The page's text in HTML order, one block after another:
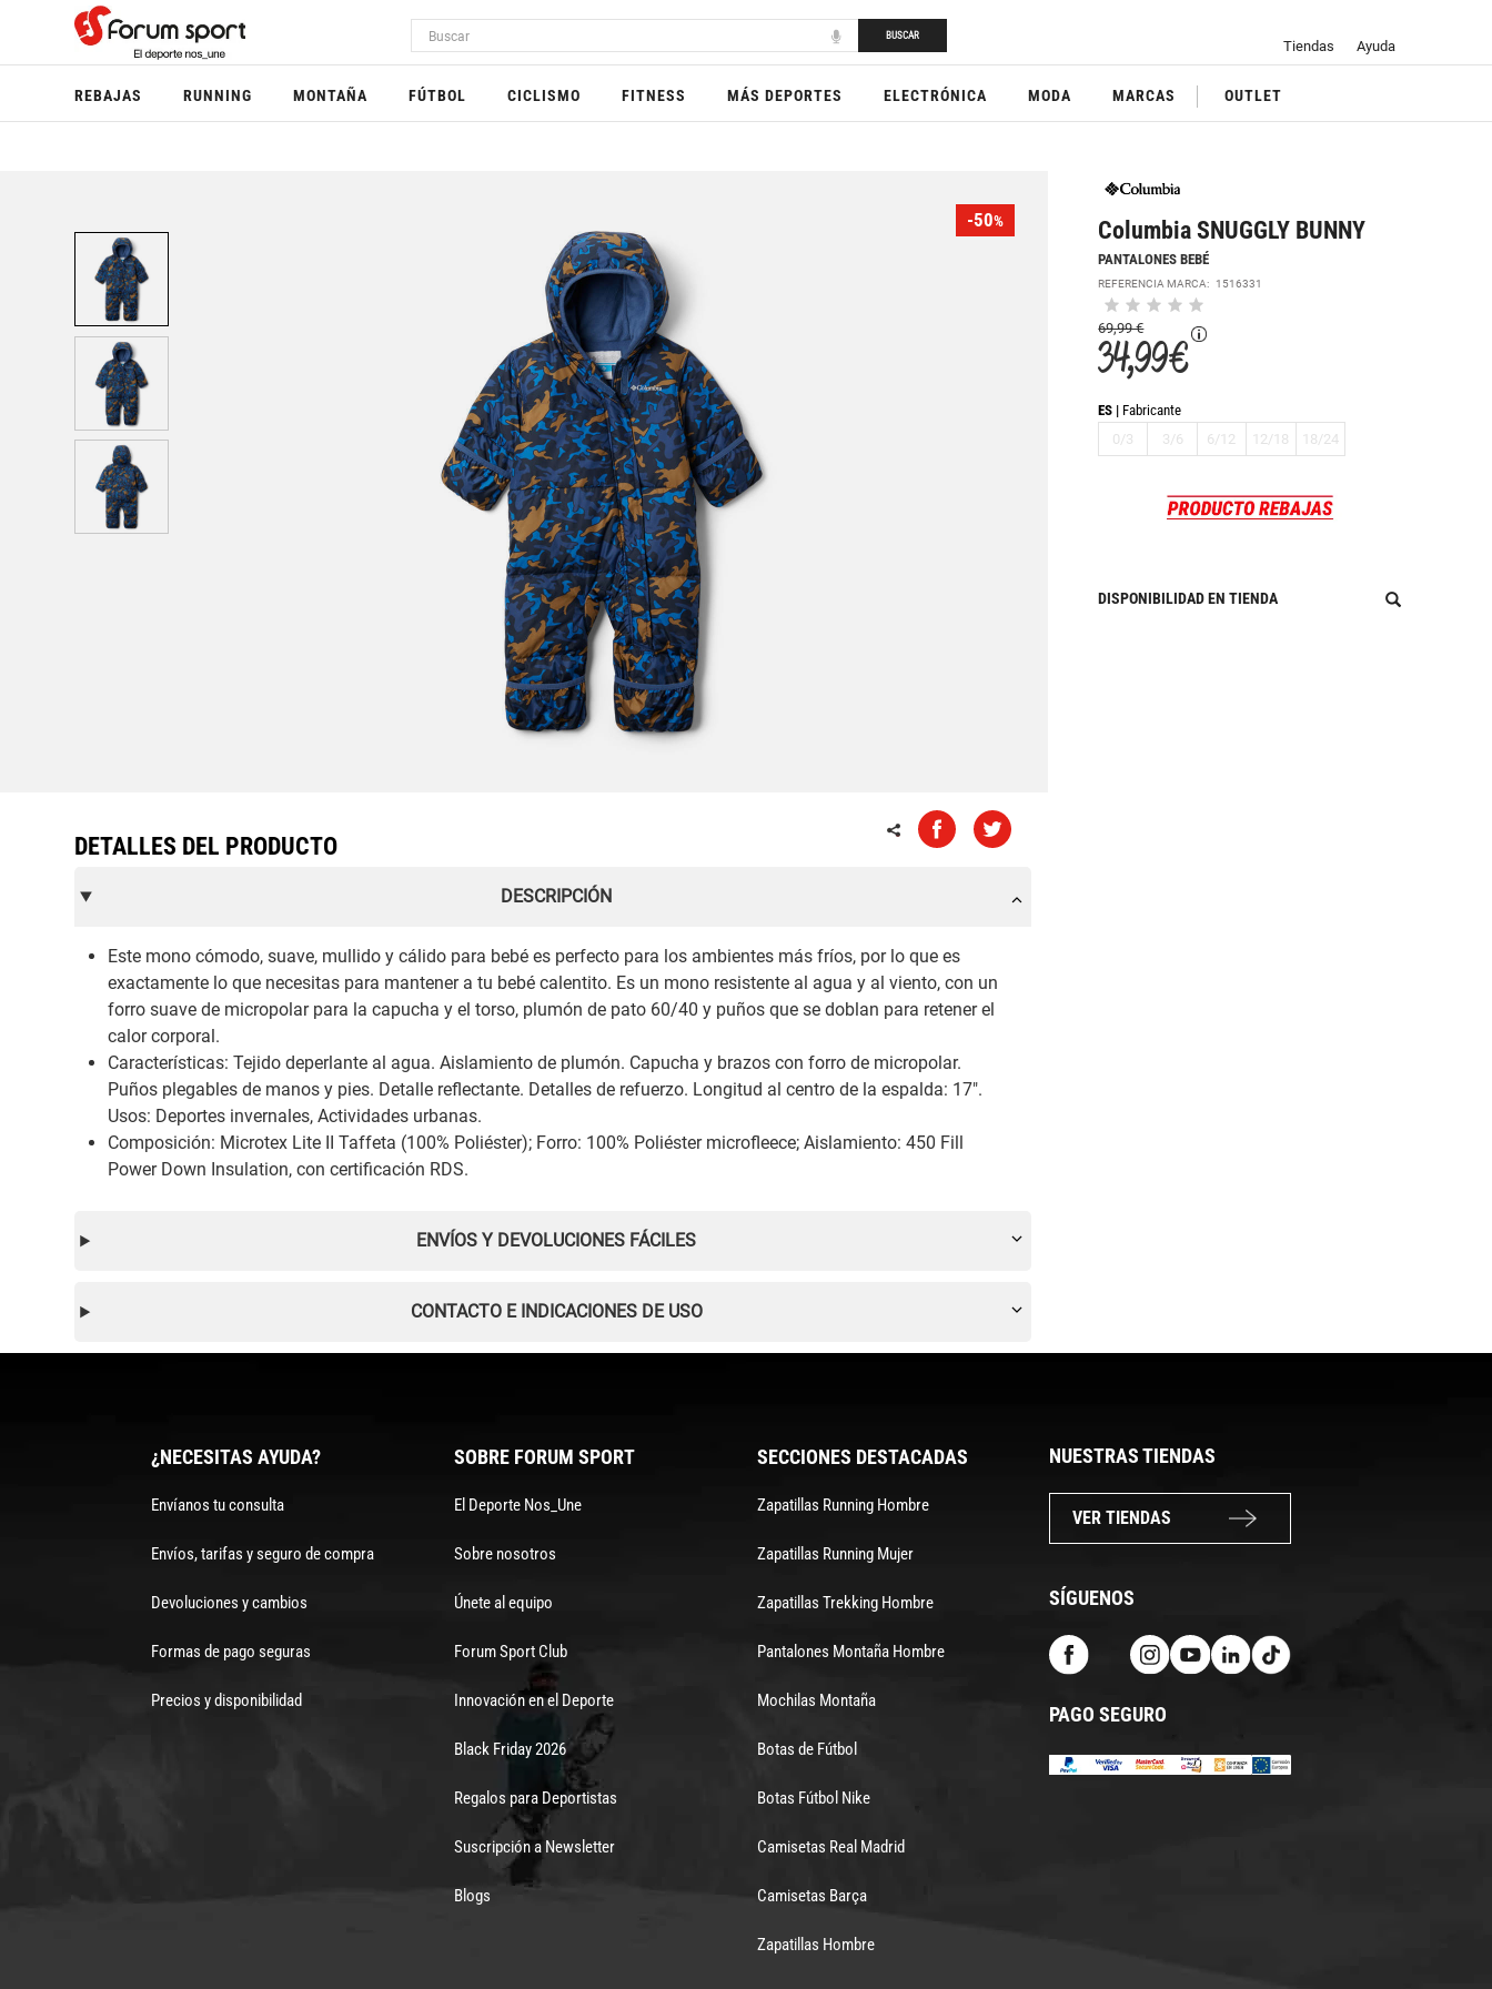
BUSCAR
Tiendas Ayuda
REBAJAS RUNNING MONTAÑA FÚTBOL CICLISMO FITNESS MÁS DEPORTES ELECTRÓNICA MODA MARCAS OUTLET
Columbia SNUGGLY BUNNY
PANTALONES BEBÉ
REFERENCIA MARCA: 1516331
69,99 €
34,99 €
ES
Fabricante
0/3
3/6 6/12 12/18 18/24
DISPONIBILIDAD EN TIENDA
-50%
DETALLES DEL PRODUCTO
DESCRIPCIÓN
Este mono cómodo, suave, mullido y cálido para bebé es perfecto para los ambientes más fríos, por lo que es
exactamente lo que necesitas para mantener a tu bebé calentito. Es un mono resistente al agua y al viento, con un
forro suave de micropolar para la capucha y el torso, plumón de pato 60/40 y puños que se doblan para retener el
calor corporal.
Características: Tejido deperlante al agua. Aislamiento de plumón. Capucha y brazos con forro de micropolar.
Puños plegables de manos y pies. Detalle reflectante. Detalles de refuerzo. Longitud al centro de la espalda: 17".
Usos: Deportes invernales, Actividades urbanas.
Composición: Microtex Lite II Taffeta (100% Poliéster); Forro: 100% Poliéster microfleece; Aislamiento: 450 Fill
Power Down Insulation, con certificación RDS.
ENVÍOS Y DEVOLUCIONES FÁCILES
CONTACTO E INDICACIONES DE USO
¿NECESITAS AYUDA?
Envíanos tu consulta
Envíos, tarifas y seguro de compra
Devoluciones y cambios
Formas de pago seguras
Precios y disponibilidad
SOBRE FORUM SPORT
El Deporte Nos_Une
Sobre nosotros
Únete al equipo
Forum Sport Club
Innovación en el Deporte
Black Friday 2026
Regalos para Deportistas
Suscripción a Newsletter
Blogs
SECCIONES DESTACADAS
Zapatillas Running Hombre
Zapatillas Running Mujer
Zapatillas Trekking Hombre
Pantalones Montaña Hombre
Mochilas Montaña
Botas de Fútbol
Botas Fútbol Nike
Camisetas Real Madrid
Camisetas Barça
Zapatillas Hombre
NUESTRAS TIENDAS
VER TIENDAS
SÍGUENOS
PAGO SEGURO